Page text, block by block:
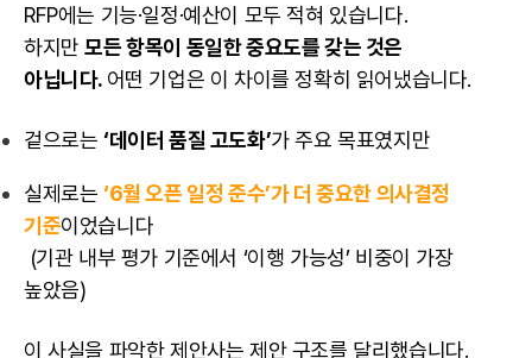
RFP에는 기능·일정·예산이 모두 적혀 있습니다.
하지만모든 항목이 동일한 중요도를 갖는 것은
아닙니다. 어떤 기업은 이 차이를 정확히 읽어냈습니다.
겉으로는 ‘데이터 품질 고도화’가 주요 목표였지만
실제로는 ‘6월 오픈 일정 준수’가 더 중요한 의사결정
기준이었습니다
(기관 내부 평가 기준에서 ‘이행 가능성’ 비중이 가장
높았음)
이 사실을 파악한 제안사는 제안 구조를 달리했습니다.